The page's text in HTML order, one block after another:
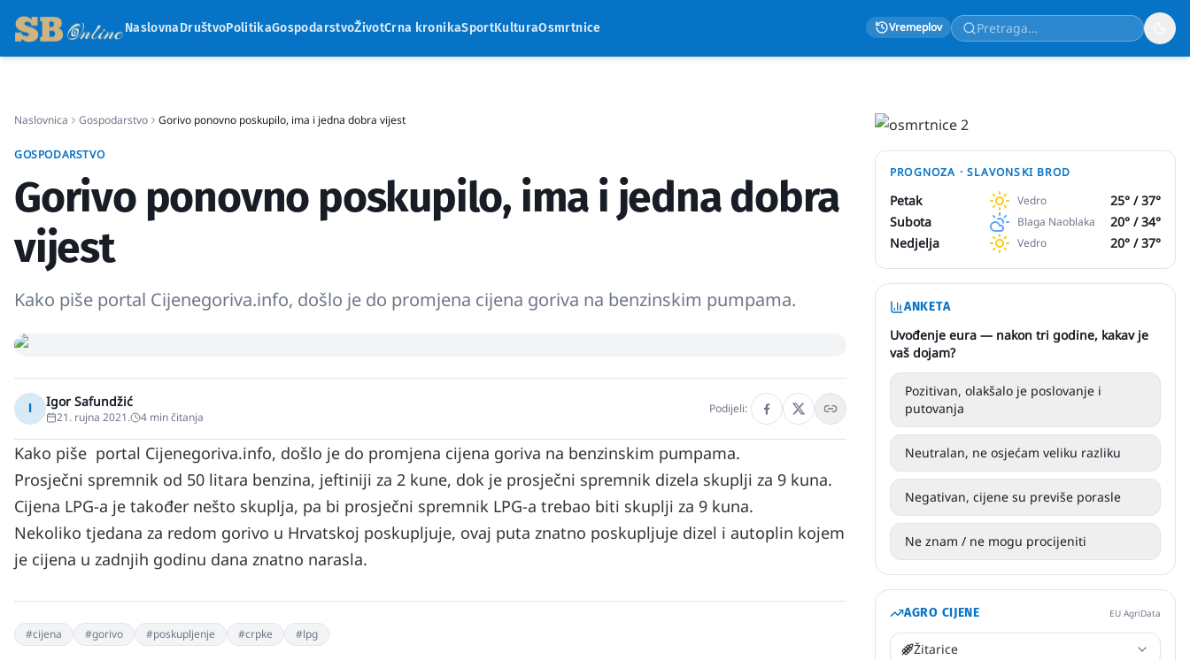
NaslovnaDruštvoPolitikaGospodarstvoŽivotCrna kronikaSportKulturaOsmrtnice Vremeplov
Naslovnica Gospodarstvo Gorivo ponovno poskupilo, ima i jedna dobra vijest
GOSPODARSTVO
Gorivo ponovno poskupilo, ima i jedna dobra
vijest
Kako piše portal Cijenegoriva.info, došlo je do promjena cijena goriva na benzinskim pumpama.
I Igor Safundžić
21. rujna 2021. 4 min čitanja
Podijeli:
Kako piše portal Cijenegoriva.info, došlo je do promjena cijena goriva na benzinskim pumpama.
Prosječni spremnik od 50 litara benzina, jeftiniji za 2 kune, dok je prosječni spremnik dizela skuplji za 9 kuna.
Cijena LPG-a je također nešto skuplja, pa bi prosječni spremnik LPG-a trebao biti skuplji za 9 kuna.
Nekoliko tjedana za redom gorivo u Hrvatskoj poskupljuje, ovaj puta znatno poskupljuje dizel i autoplin kojem
je cijena u zadnjih godinu dana znatno narasla.
#cijena #gorivo #poskupljenje #crpke #lpg
PROGNOZA ·SLAVONSKI BROD
Petak Vedro 25° /37°
Subota
Blaga Naoblaka 20° /34°
Nedjelja
Vedro 20° /37°
ANKETA
Uvođenje eura — nakon tri godine, kakav je
vaš dojam?
Pozitivan, olakšalo je poslovanje i
putovanja
Neutralan, ne osjećam veliku razliku
Negativan, cijene su previše porasle
Ne znam / ne mogu procijeniti
AGRO CIJENE EU AgriData
Žitarice